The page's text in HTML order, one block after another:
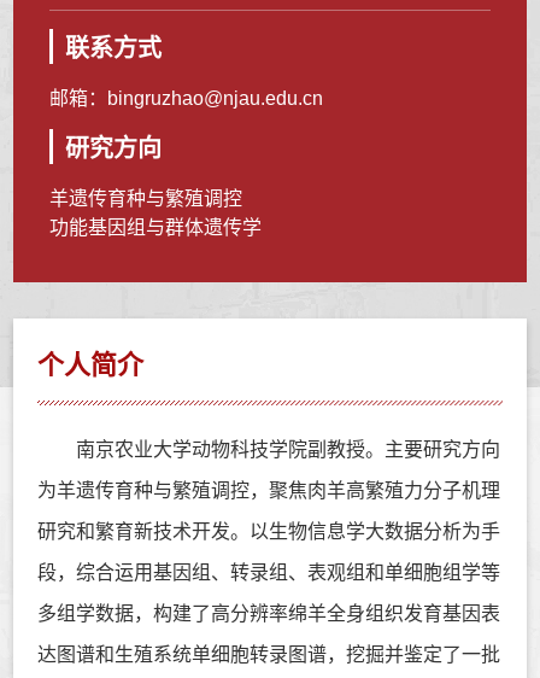
联系方式
邮箱： bingruzhao@njau.edu.cn
研究方向
羊遗传育种与繁殖调控
功能基因组与群体遗传学
个人简介
南京农业大学动物科技学院副教授。主要研究方向
为羊遗传育种与繁殖调控，聚焦肉羊高繁殖力分子机理
研究和繁育新技术开发。以生物信息学大数据分析为手
段，综合运用基因组、转录组、表观组和单细胞组学等
多组学数据，构建了高分辨率绵羊全身组织发育基因表
达图谱和生殖系统单细胞转录图谱，挖掘并鉴定了一批